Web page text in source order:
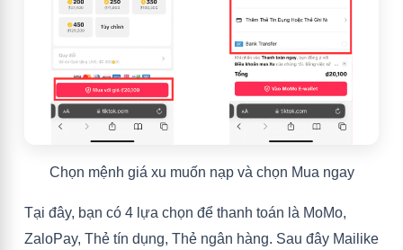
Chọn mệnh giá xu muốn nạp và chọn Mua ngay
Tại đây, bạn có 4 lựa chọn để thanh toán là MoMo,
ZaloPay, Thẻ tín dụng, Thẻ ngân hàng. Sau đây Mailike